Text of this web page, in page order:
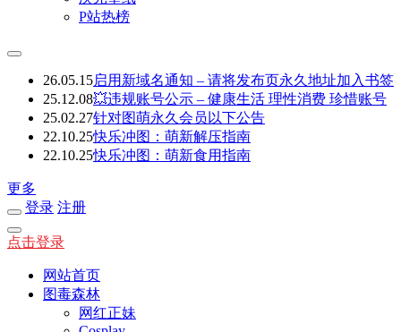
P站热榜
26.05.15启用新域名通知 – 请将发布页永久地址加入书签
25.12.08💥违规账号公示 – 健康生活 理性消费 珍惜账号
25.02.27针对图萌永久会员以下公告
22.10.25快乐冲图：萌新解压指南
22.10.25快乐冲图：萌新食用指南
更多
登录 注册
点击登录
网站首页
图毒森林
网红正妹